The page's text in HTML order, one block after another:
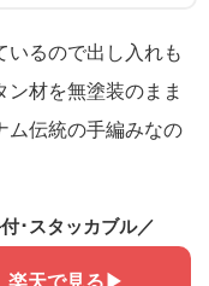
いるので出し入れも
材を無塗装のまま
ム伝統の手編みなの
･スタッカブル／
楽天で見る▶